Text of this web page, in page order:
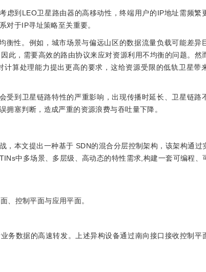
虑到LEO卫星路由器的高移动性，终端用户的IP地址需频繁
对于IP寻址策略至关重要。
衡性。例如，城市场景与偏远山区的数据流量负载可能差异
此，需要高效的路由协议来应对资源利用不均衡的问题。然
算处理能力提出更高的要求，这给资源受限的低轨卫星带
受到卫星链路特性的严重影响，出现传播时延长、卫星链路
塞判断，造成严重的资源浪费与吞吐量下降。
，本文提出一种基于 SDN的混合分层控制架构，该架构通过
中多场景、多层级、高动态的特性需求,构建一套可编程、
、控制平面与应用平面。
务数据的高速转发。上述异构设备通过南向接口接收控制平